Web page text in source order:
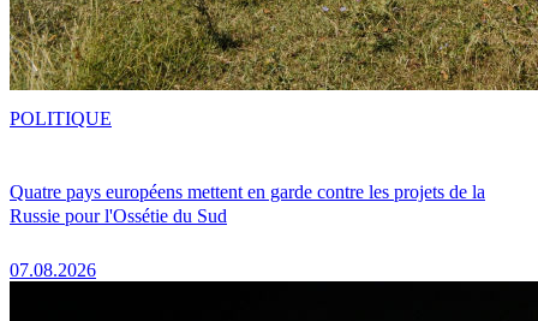
Quatre pays européens mettent en garde contre les projets de la
Russie pour l'Ossétie du Sud
07.08.2026
POLITIQUE